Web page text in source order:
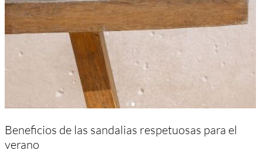
Beneficios de las sandalias respetuosas para el
verano